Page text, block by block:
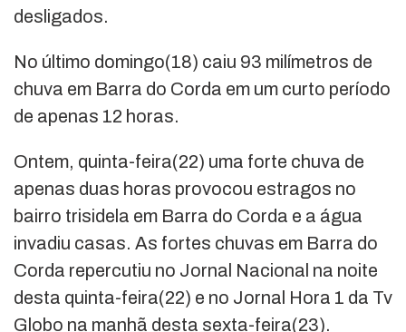
desligados.
No último domingo(18) caiu 93 milímetros de
chuva em Barra do Corda em um curto período
de apenas 12 horas.
Ontem, quinta-feira(22) uma forte chuva de
apenas duas horas provocou estragos no
bairro trisidela em Barra do Corda e a água
invadiu casas. As fortes chuvas em Barra do
Corda repercutiu no Jornal Nacional na noite
desta quinta-feira(22) e no Jornal Hora 1 da Tv
Globo na manhã desta sexta-feira(23).